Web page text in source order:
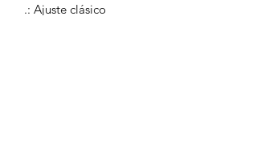
.: Ajuste clásico